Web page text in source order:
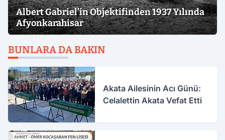
Albert Gabriel’in Objektifinden 1937 Yılında
Afyonkarahisar
BUNLARA DA BAKIN
Akata Ailesinin Acı Günü:
Celalettin Akata Vefat Etti